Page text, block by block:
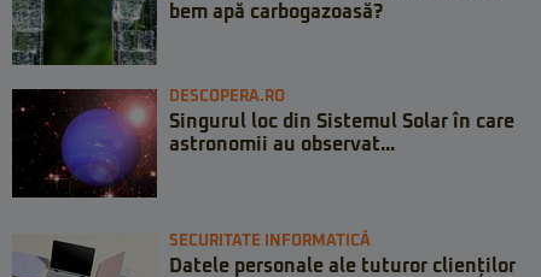
bem apă carbogazoasă?
DESCOPERA.RO
Singurul loc din Sistemul Solar în care
astronomii au observat...
SECURITATE INFORMATICĂ
Datele personale ale tuturor clienților